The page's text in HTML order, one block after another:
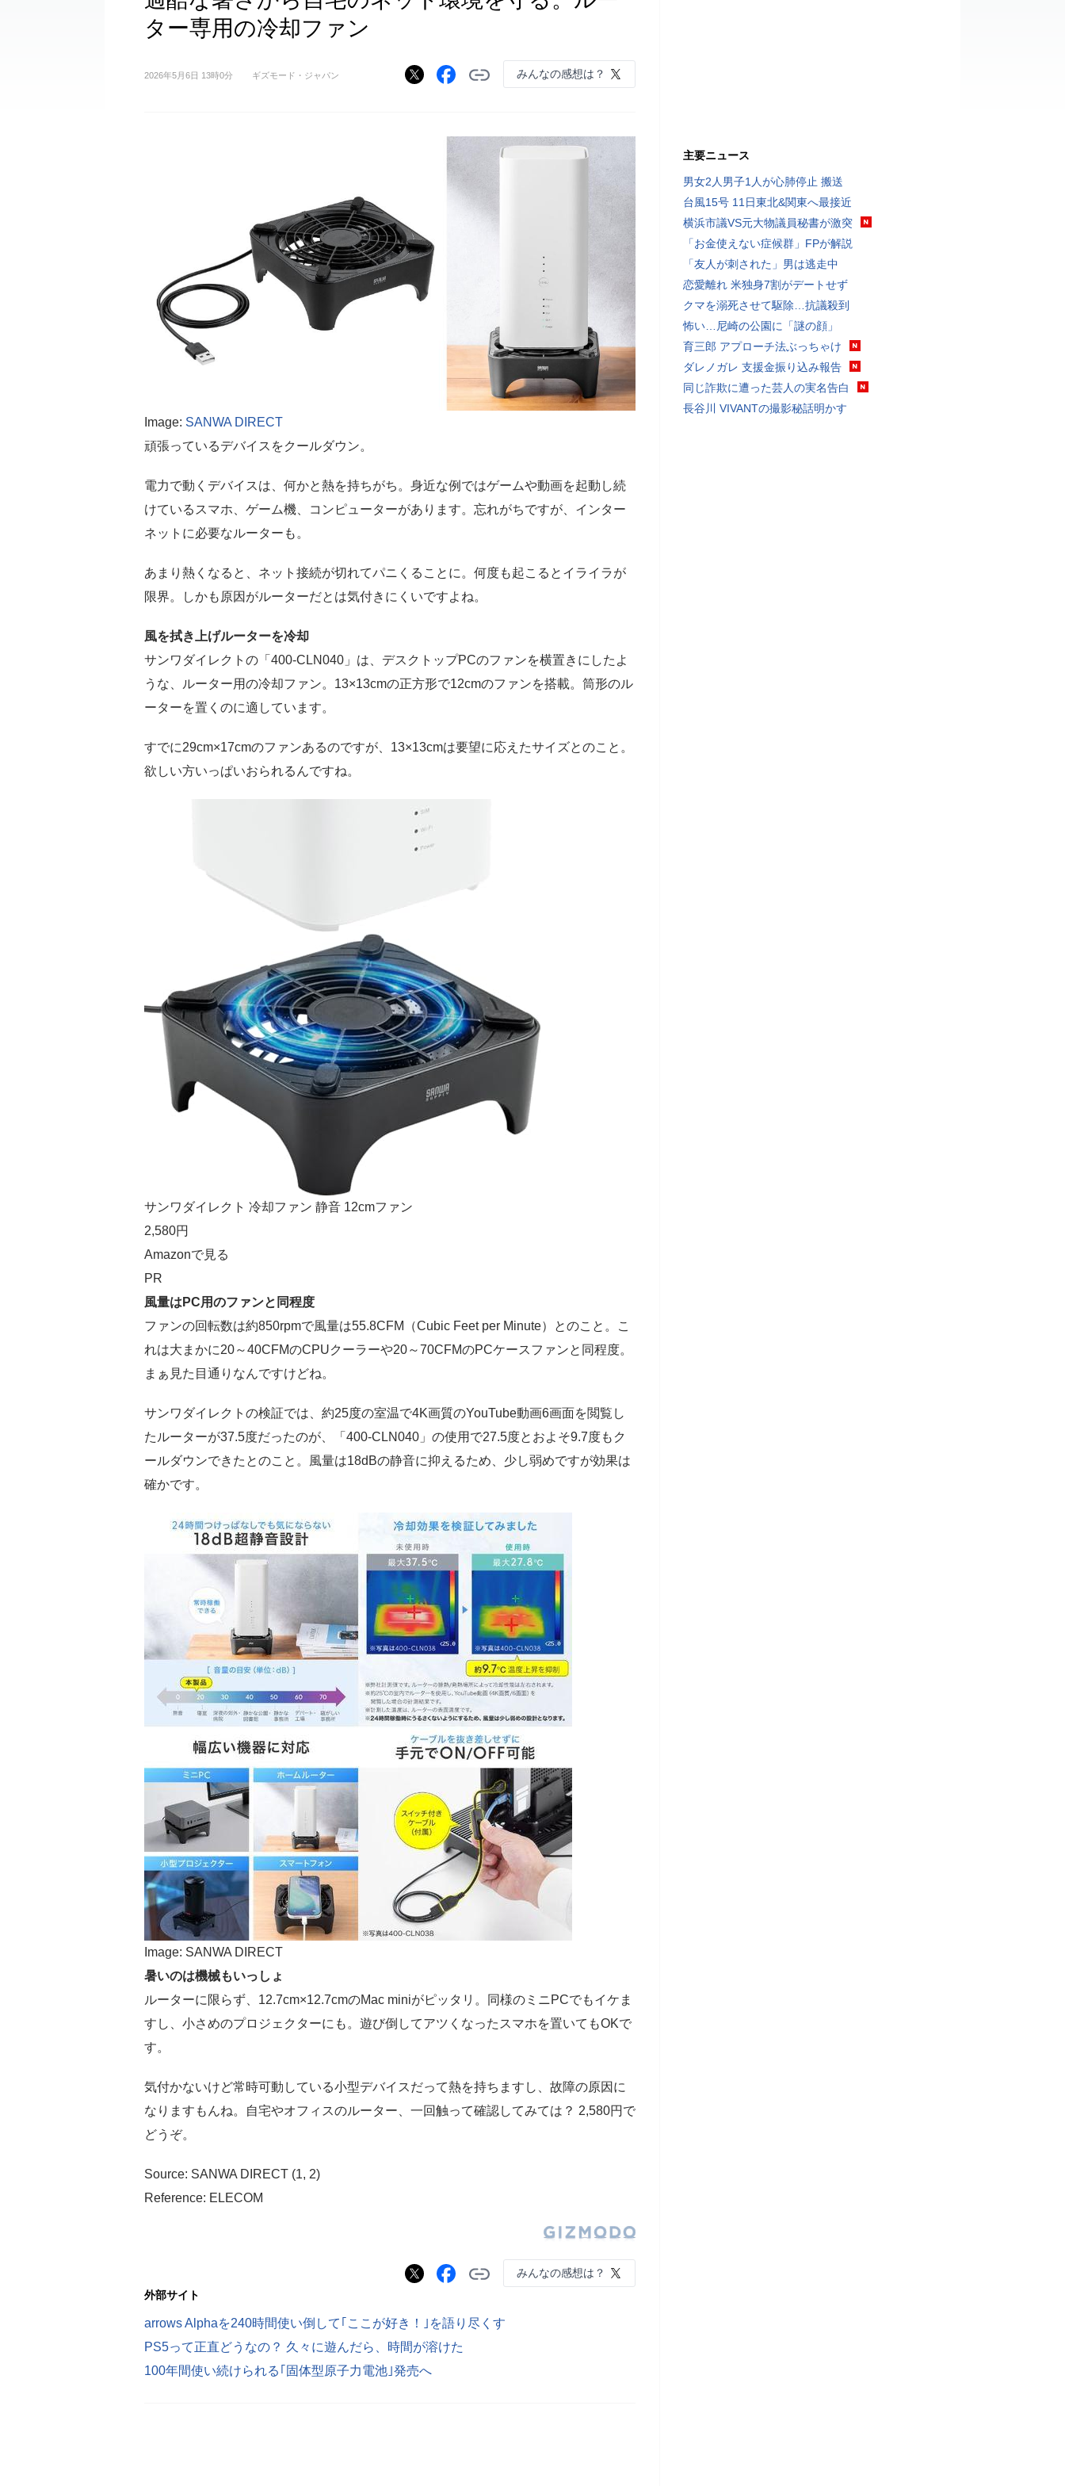
ター専用の冷却ファン
2026年5月6日 13時0分 ギズモード・ジャパン みんなの感想は？
Image: SANWA DIRECT
頑張っているデバイスをクールダウン。
電力で動くデバイスは、何かと熱を持ちがち。身近な例ではゲームや動画を起動し続
けているスマホ、ゲーム機、コンピューターがあります。忘れがちですが、インター
ネットに必要なルーターも。
あまり熱くなると、ネット接続が切れてパニくることに。何度も起こるとイライラが
限界。しかも原因がルーターだとは気付きにくいですよね。
風を拭き上げルーターを冷却
サンワダイレクトの「400-CLN040」は、デスクトップPCのファンを横置きにしたよ
うな、ルーター用の冷却ファン。13×13cmの正方形で12cmのファンを搭載。筒形のル
ーターを置くのに適しています。
すでに29cm×17cmのファンあるのですが、13×13cmは要望に応えたサイズとのこと。
欲しい方いっぱいおられるんですね。
サンワダイレクト 冷却ファン 静音 12cmファン
2,580円
Amazonで見る
PR
風量はPC用のファンと同程度
ファンの回転数は約850rpmで風量は55.8CFM（Cubic Feet per Minute）とのこと。こ
れは大まかに20～40CFMのCPUクーラーや20～70CFMのPCケースファンと同程度。
まぁ見た目通りなんですけどね。
サンワダイレクトの検証では、約25度の室温で4K画質のYouTube動画6画面を閲覧し
たルーターが37.5度だったのが、「400-CLN040」の使用で27.5度とおよそ9.7度もク
ールダウンできたとのこと。風量は18dBの静音に抑えるため、少し弱めですが効果は
確かです。
Image: SANWA DIRECT
暑いのは機械もいっしょ
ルーターに限らず、12.7cm×12.7cmのMac miniがピッタリ。同様のミニPCでもイケま
すし、小さめのプロジェクターにも。遊び倒してアツくなったスマホを置いてもOKで
す。
気付かないけど常時可動している小型デバイスだって熱を持ちますし、故障の原因に
なりますもんね。自宅やオフィスのルーター、一回触って確認してみては？ 2,580円で
どうぞ。
Source: SANWA DIRECT (1, 2)
Reference: ELECOM
みんなの感想は？
外部サイト
arrows Alphaを240時間使い倒して｢ここが好き！｣を語り尽くす
PS5って正直どうなの？ 久々に遊んだら、時間が溶けた
100年間使い続けられる｢固体型原子力電池｣発売へ
主要ニュース
男女2人男子1人が心肺停止 搬送
台風15号 11日東北&関東へ最接近
横浜市議VS元大物議員秘書が激突
「お金使えない症候群」FPが解説
「友人が刺された」男は逃走中
恋愛離れ 米独身7割がデートせず
クマを溺死させて駆除…抗議殺到
怖い…尼崎の公園に「謎の顔」
育三郎 アプローチ法ぶっちゃけ
ダレノガレ 支援金振り込み報告
同じ詐欺に遭った芸人の実名告白
長谷川 VIVANTの撮影秘話明かす